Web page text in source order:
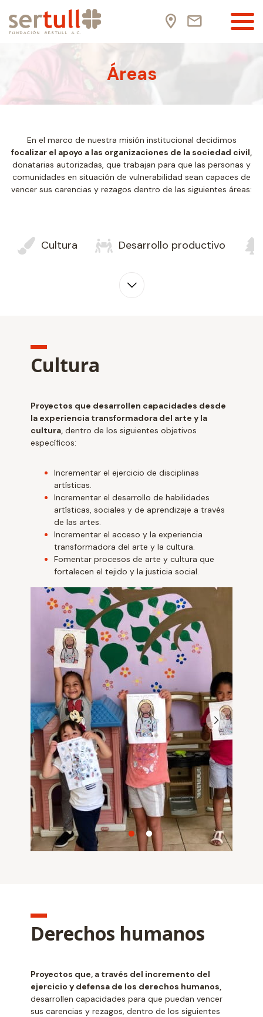
Áreas
En el marco de nuestra misión institucional decidimos
focalizar el apoyo a las organizaciones de la sociedad civil,
donatarias autorizadas, que trabajan para que las personas y
comunidades en situación de vulnerabilidad sean capaces de
vencer sus carencias y rezagos dentro de las siguientes áreas:
Cultura Desarrollo productivo
Cultura
Proyectos que desarrollen capacidades desde
la experiencia transformadora del arte y la
cultura, dentro de los siguientes objetivos
específicos:
Incrementar el ejercicio de disciplinas
artísticas.
Incrementar el desarrollo de habilidades
artísticas, sociales y de aprendizaje a través
de las artes.
Incrementar el acceso y la experiencia
transformadora del arte y la cultura.
Fomentar procesos de arte y cultura que
fortalecen el tejido y la justicia social.
Derechos humanos
Proyectos que, a través del incremento del
ejercicio y defensa de los derechos humanos,
desarrollen capacidades para que puedan vencer
sus carencias y rezagos, dentro de los siguientes